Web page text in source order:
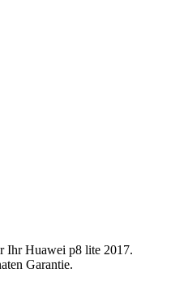
IhrHuawei p8 lite 2017.
Garantie.